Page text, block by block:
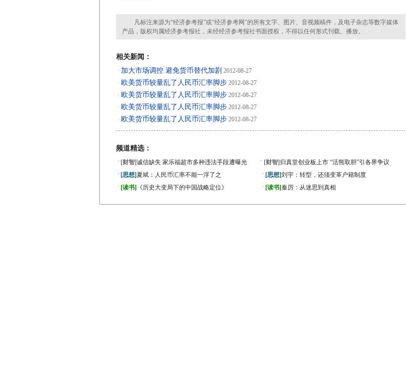
凡标注来源为“经济参考报”或“经济参考网”的所有文字、图片、音视频稿件，及电子杂志等数字媒体
产品，版权均属经济参考报社，未经经济参考报社书面授权，不得以任何形式刊载、播放。
相关新闻：
· 加大市场调控 避免货币替代加剧 2012-08-27
· 欧美货币较量乱了人民币汇率脚步 2012-08-27
· 欧美货币较量乱了人民币汇率脚步 2012-08-27
· 欧美货币较量乱了人民币汇率脚步 2012-08-27
· 欧美货币较量乱了人民币汇率脚步 2012-08-27
频道精选：
· [财智]诚信缺失 家乐福超市多种违法手段遭曝光 · [财智] 归真堂创业板上市 “活熊取胆”引各界争议
· [思想]夏斌：人民币汇率不能一浮了之 · [思想]刘宇：转型，还须变革户籍制度
· [读书] 《历史大变局下的中国战略定位》 · [读书]秦厉：从迷思到真相